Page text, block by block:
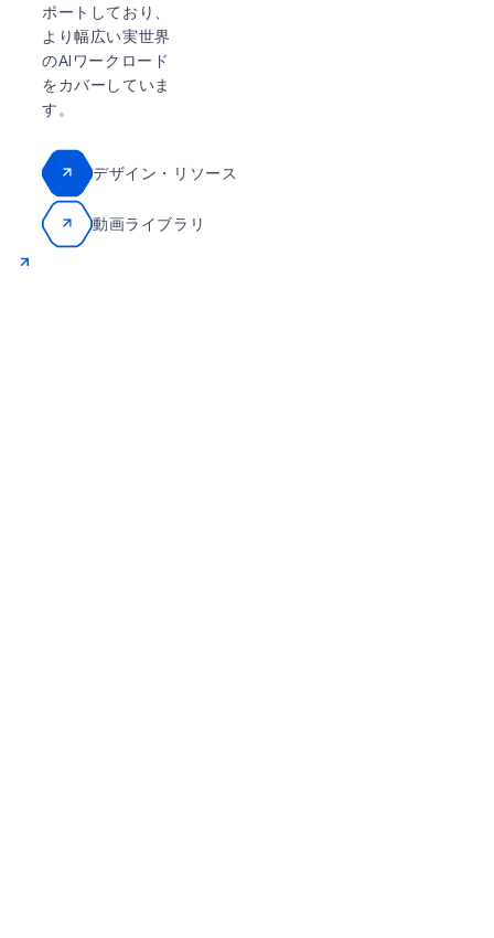
ポートしており、
より幅広い実世界
のAIワークロード
をカバーしていま
す。
デザイン・リソース
動画ライブラリ